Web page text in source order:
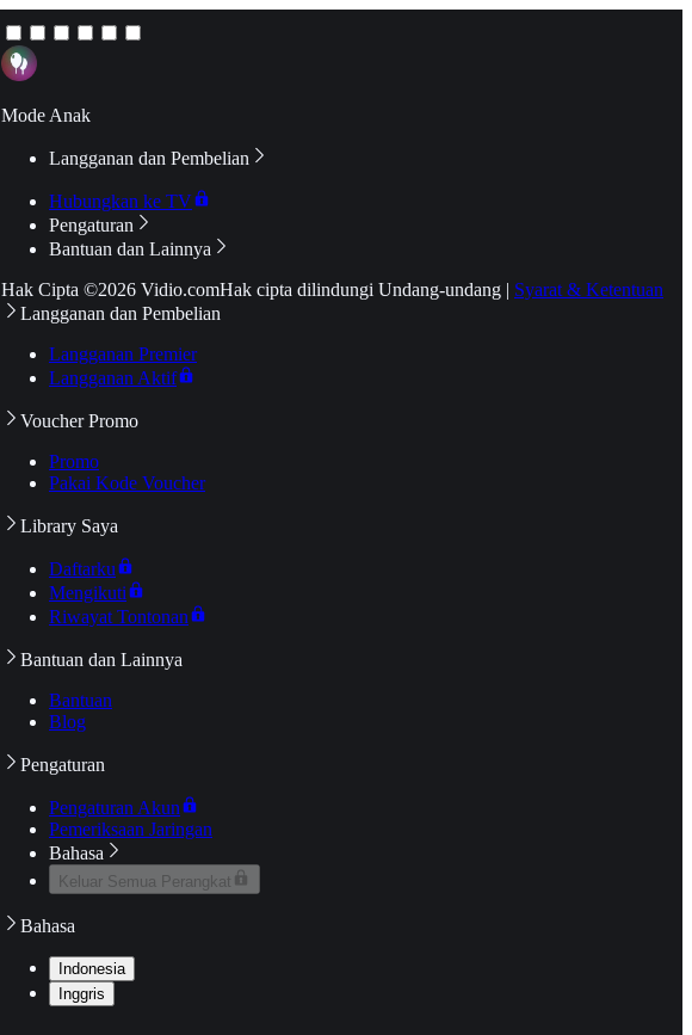
Mode Anak
Langganan dan Pembelian
Hubungkan ke TV
Pengaturan
Bantuan dan Lainnya
Hak Cipta ©2026 Vidio.comHak cipta dilindungi Undang-undang | Syarat & Ketentuan
Langganan dan Pembelian
Langganan Premier
Langganan Aktif
Voucher Promo
Promo
Pakai Kode Voucher
Library Saya
Daftarku
Mengikuti
Riwayat Tontonan
Bantuan dan Lainnya
Bantuan
Blog
Pengaturan
Pengaturan Akun
Pemeriksaan Jaringan
Bahasa
Keluar Semua Perangkat
Bahasa
Indonesia
Inggris